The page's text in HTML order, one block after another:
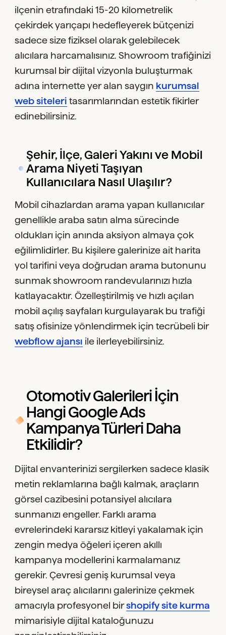
ilçenin etrafındaki 15-20 kilometrelik
çekirdek yarıçapı hedefleyerek bütçenizi
sadece size fiziksel olarak gelebilecek
alıcılara harcamalısınız. Showroom trafiğinizi
kurumsal bir dijital vizyonla buluşturmak
adına internette yer alan saygın kurumsal
web siteleri tasarımlarından estetik fikirler
edinebilirsiniz.
Şehir, İlçe, Galeri Yakını ve Mobil
Arama Niyeti Taşıyan
Kullanıcılara Nasıl Ulaşılır?
Mobil cihazlardan arama yapan kullanıcılar
genellikle araba satın alma sürecinde
oldukları için anında aksiyon almaya çok
eğilimlidirler. Bu kişilere galerinize ait harita
yol tarifini veya doğrudan arama butonunu
sunmak showroom randevularınızı hızla
katlayacaktır. Özelleştirilmiş ve hızlı açılan
mobil açılış sayfaları kurgulayarak bu trafiği
satış ofisinize yönlendirmek için tecrübeli bir
webflow ajansı ile ilerleyebilirsiniz.
Otomotiv Galerileri İçin
Hangi Google Ads
Kampanya Türleri Daha
Etkilidir?
Dijital envanterinizi sergilerken sadece klasik
metin reklamlarına bağlı kalmak, araçların
görsel cazibesini potansiyel alıcılara
sunmanızı engeller. Farklı arama
evrelerindeki kararsız kitleyi yakalamak için
zengin medya öğeleri içeren akıllı
kampanya modellerini karmalamanız
gerekir. Çevresi geniş kurumsal veya
bireysel araç alıcılarını galerinize çekmek
amacıyla profesyonel birshopify site kurma
mimarisiyle dijital kataloğunuzu